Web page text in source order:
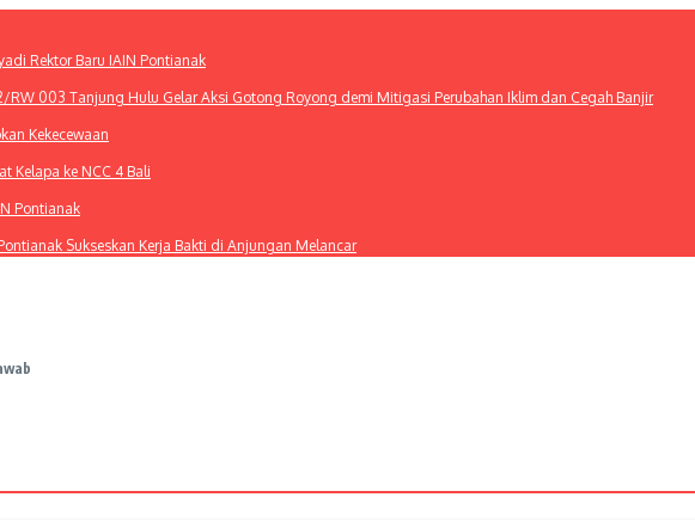
Rektor Baru IAIN Pontianak
003 Tanjung Hulu Gelar Aksi Gotong Royong demi Mitigasi Perubahan Iklim dan Cegah Banjir
Kekecewaan
Kelapa ke NCC 4 Bali
Pontianak
Sukseskan Kerja Bakti di Anjungan Melancar